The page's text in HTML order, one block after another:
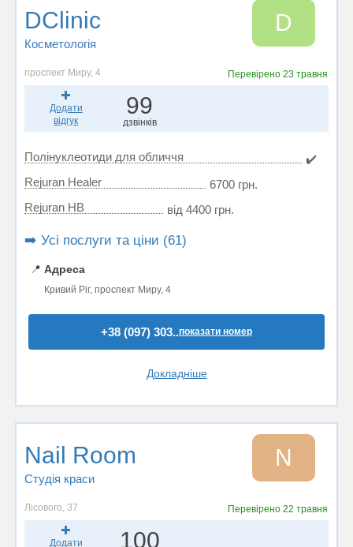
DClinic
Косметологія
D
проспект Миру, 4 Перевірено23 травня
Додати
відгук
99
дзвінків
Полінуклеотиди для обличчя
✔️
Rejuran Healer
6700 грн.
Rejuran HB
від 4400 грн.
➡️ Усі послуги та ціни (61)
📍 Адреса
Кривий Ріг, проспект Миру, 4
+38 (097) 303..показати номер
Докладніше
Nail Room
Студія краси
N
Лісового, 37 Перевірено22 травня
Додати 100